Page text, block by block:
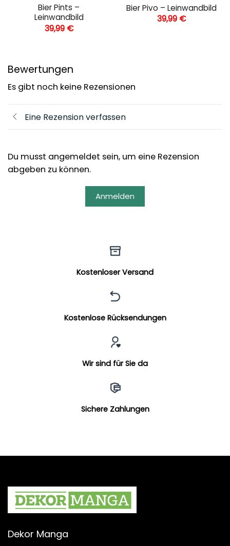
Bier Pints –
Leinwandbild
39,99 €
Bier Pivo – Leinwandbild
39,99 €
Bewertungen
Es gibt noch keine Rezensionen
Eine Rezension verfassen
Du musst angemeldet sein, um eine Rezension
abgeben zu können.
Anmelden
Kostenloser Versand
Kostenlose Rücksendungen
Wir sind für Sie da
Sichere Zahlungen
Dekor Manga